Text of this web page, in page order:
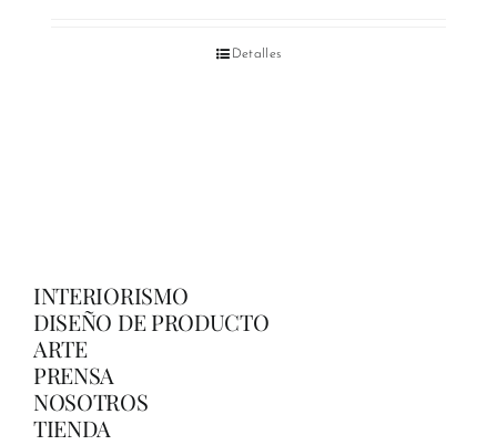
Detalles
INTERIORISMO
DISEÑO DE PRODUCTO
ARTE
PRENSA
NOSOTROS
TIENDA